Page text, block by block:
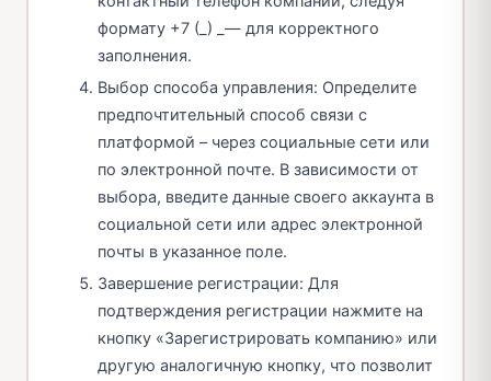
формату +7 (_) _— для корректного
заполнения.
Выбор способа управления: Определите
предпочтительный способ связи с
платформой – через социальные сети или
по электронной почте. В зависимости от
выбора, введите данные своего аккаунта в
социальной сети или адрес электронной
почты в указанное поле.
Завершение регистрации: Для
подтверждения регистрации нажмите на
кнопку «Зарегистрировать компанию» или
другую аналогичную кнопку, что позволит